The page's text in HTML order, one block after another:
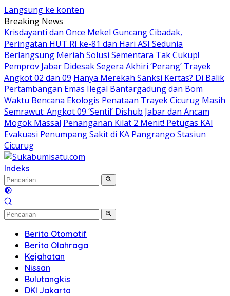
Langsung ke konten
Breaking News
Krisdayanti dan Once Mekel Guncang Cibadak,
Peringatan HUT RI ke-81 dan Hari ASI Sedunia
Berlangsung Meriah Solusi Sementara Tak Cukup!
Pemprov Jabar Didesak Segera Akhiri ‘Perang’ Trayek
Angkot 02 dan 09 Hanya Merekah Sanksi Kertas? Di Balik
Pertambangan Emas Ilegal Bantargadung dan Bom
Waktu Bencana Ekologis Penataan Trayek Cicurug Masih
Semrawut: Angkot 09 ‘Sentil’ Dishub Jabar dan Ancam
Mogok Massal Penanganan Kilat 2 Menit! Petugas KAI
Evakuasi Penumpang Sakit di KA Pangrango Stasiun
Cicurug
Indeks
Berita Otomotif
Berita Olahraga
Kejahatan
Nissan
Bulutangkis
DKI Jakarta